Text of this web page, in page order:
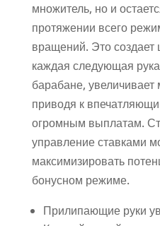
множитель, но и
протяжении всего
вращений. Это создает
каждая следующая
барабане,
приводя к
огромным выплатам.
управление ставками
максимизировать
бонусном режиме.
Прилипающие руки